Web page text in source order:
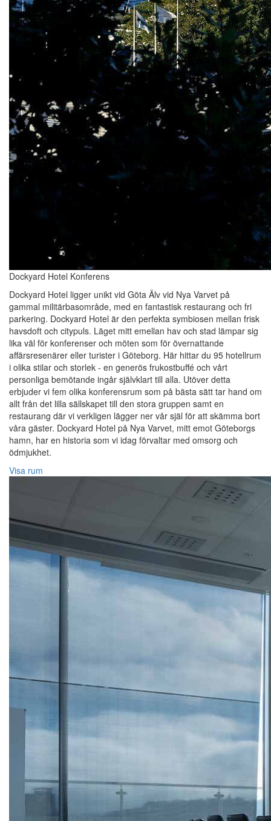
Dockyard Hotel Konferens
Dockyard Hotel ligger unikt vid Göta Älv vid Nya Varvet på
gammal militärbasområde, med en fantastisk restaurang och fri
parkering. Dockyard Hotel är den perfekta symbiosen mellan frisk
havsdoft och citypuls. Läget mitt emellan hav och stad lämpar sig
lika väl för konferenser och möten som för övernattande
affärsresenärer eller turister i Göteborg. Här hittar du 95 hotellrum
i olika stilar och storlek - en generös frukostbuffé och vårt
personliga bemötande ingår självklart till alla. Utöver detta
erbjuder vi fem olika konferensrum som på bästa sätt tar hand om
allt från det lilla sällskapet till den stora gruppen samt en
restaurang där vi verkligen lägger ner vår själ för att skämma bort
våra gäster. Dockyard Hotel på Nya Varvet, mitt emot Göteborgs
hamn, har en historia som vi idag förvaltar med omsorg och
ödmjukhet.
Visa rum